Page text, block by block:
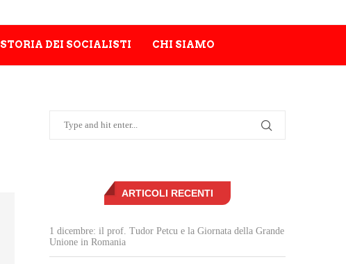
STORIA DEI SOCIALISTI CHI SIAMO
ARTICOLI RECENTI
1 dicembre: il prof. Tudor Petcu e la Giornata della Grande
Unione in Romania